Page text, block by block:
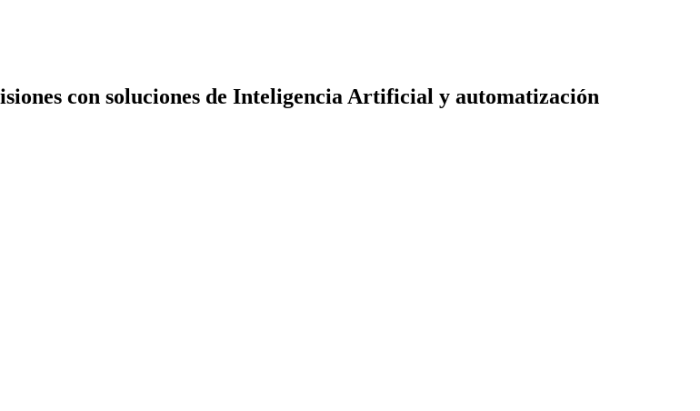
con soluciones de Inteligencia Artificial y automatización